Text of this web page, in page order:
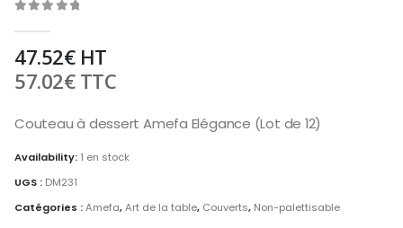
47.52€HT
57.02€TTC
Couteau à dessert Amefa Elégance (Lot de 12)
Availability: 1 en stock
UGS : DM231
Catégories :Amefa,Art de la table, Couverts, Non-palettisable